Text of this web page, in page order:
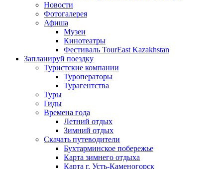
Новости
Фотогалерея
Афиша
Музеи
Кинотеатры
Фестиваль TourEast Kazakhstan
Запланируй поездку
Туристские компании
Туроператоры
Турагентства
Туры
Гиды
Времена года
Летний отдых
Зимний отдых
Скачать путеводители
Бухтарминское побережье
Карта зимнего отдыха
Карта г. Усть-Каменогорск